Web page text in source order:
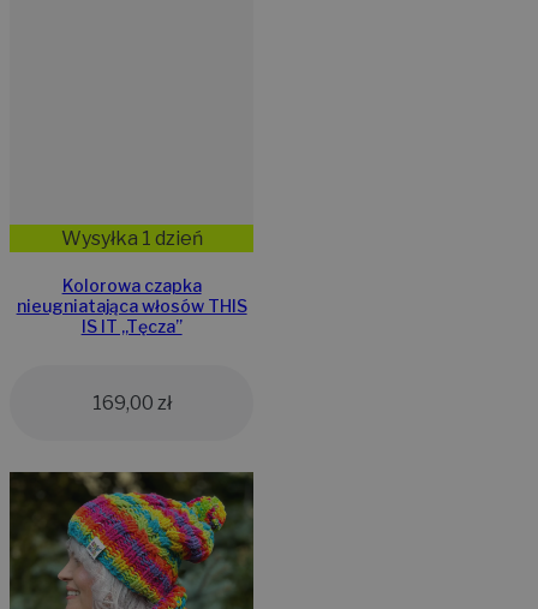
Wysyłka 1 dzień
Kolorowa czapka
nieugniatająca włosów THIS
IS IT ,,Tęcza”
169,00 zł